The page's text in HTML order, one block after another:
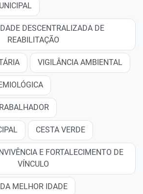
DESCENTRALIZADA DE
REABILITAÇÃO
VIGILÂNCIA AMBIENTAL
CESTA VERDE
E FORTALECIMENTO DE
VÍNCULO
MELHOR IDADE